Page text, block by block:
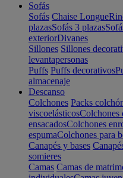
Sofás
Sofás Chaise Longue
plazasSofás 3 plazas
exteriorDivanes
Sillones Sillones
levantapersonas
Puffs Puffs decorativos
almacenaje
Descanso
Colchones Packs
viscoelásticosColchones
ensacadosColchones
espumaColchones para
Canapés y bases
somieres
Camas Camas de